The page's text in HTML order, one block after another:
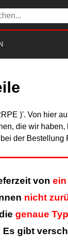
)'. Von hier
die wir
der Bestellung
von
nicht
genaue
gibt